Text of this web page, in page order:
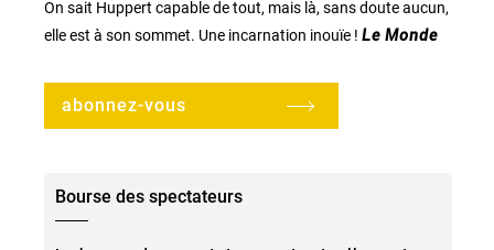
On sait Huppert capable de tout, mais là, sans doute aucun,
elle est à son sommet. Une incarnation inouïe ! Le Monde
abonnez-vous
Bourse des spectateurs